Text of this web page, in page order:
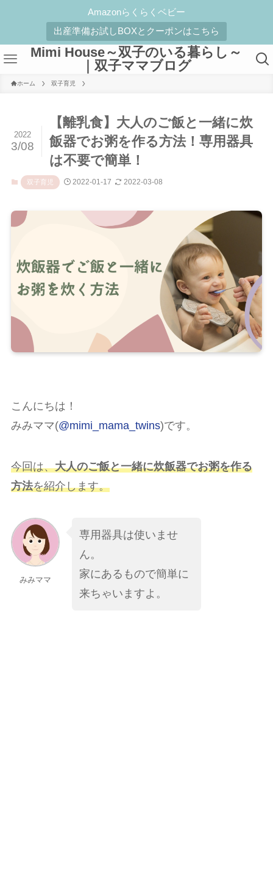
Amazonらくらくベビー
出産準備お試しBOXとクーポンはこちら
Mimi House～双子のいる暮らし～
｜双子ママブログ
ホーム 双子育児
【離乳食】大人のご飯と一緒に炊
飯器でお粥を作る方法！専用器具
は不要で簡単！
2022
3/08
双子育児 2022-01-17 2022-03-08
こんにちは！
みみママ(@mimi_mama_twins)です。
今回は、大人のご飯と一緒に炊飯器でお粥を作る
方法を紹介します。
みみママ
専用器具は使いませ
ん。
家にあるもので簡単に
来ちゃいますよ。